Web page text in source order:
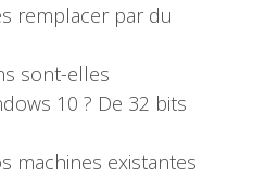
remplacer par du
sont-elles
10 ? De 32 bits
machines existantes